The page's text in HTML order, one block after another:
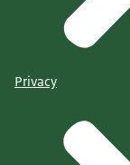
Privacy